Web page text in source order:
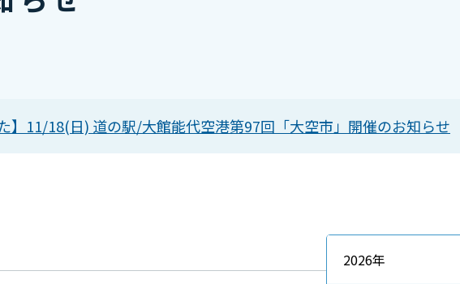
ト情報
マップ
】11/18(日) 道の駅/大館能代空港第97回「大空市」開催のお知らせ
2026年